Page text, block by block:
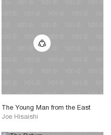
The Young Man from the East
Joe Hisaishi